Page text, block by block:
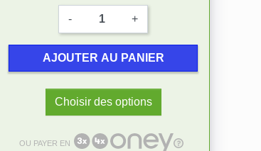
- +
AJOUTER AU PANIER
Choisir des options
OU PAYER EN